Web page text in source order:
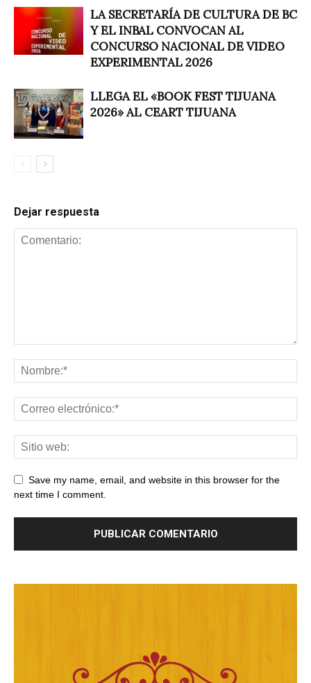
LA SECRETARÍA DE CULTURA DE BC
Y EL INBAL CONVOCAN AL
CONCURSO NACIONAL DE VIDEO
EXPERIMENTAL 2026
LLEGA EL «BOOK FEST TIJUANA
2026» AL CEART TIJUANA
Dejar respuesta
Save my name, email, and website in this browser for the
next time I comment.